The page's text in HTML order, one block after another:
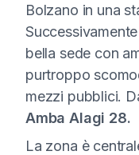
Bolzano in una
bella sede con
purtroppo
mezzi pubblici.
Amba Alagi 28.
La zona è